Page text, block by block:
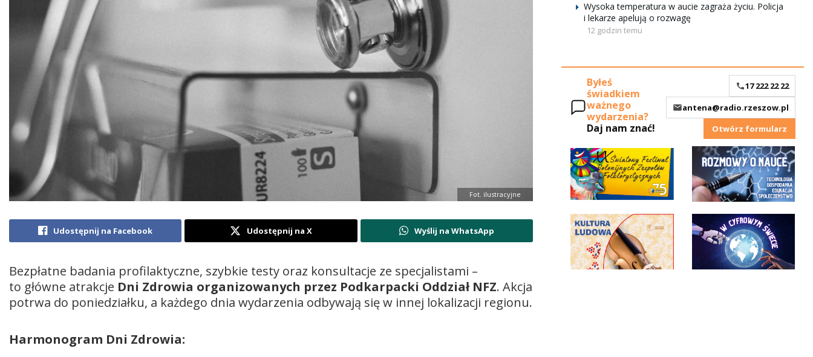
Fot. ilustracyjne
Udostępnij na Facebook Udostępnij na X Wyślij na WhatsApp
Bezpłatne badania profilaktyczne, szybkie testy oraz konsultacje ze specjalistami –
to główne atrakcje Dni Zdrowia organizowanych przez Podkarpacki Oddział NFZ. Akcja
potrwa do poniedziałku, a każdego dnia wydarzenia odbywają się w innej lokalizacji regionu.
Harmonogram Dni Zdrowia:
Wysoka temperatura w aucie zagraża życiu. Policja
i lekarze apelują o rozwagę
12 godzin temu
Byłeś
świadkiem
ważnego
wydarzenia?
Daj nam znać!
17 222 22 22
antena@radio.rzeszow.pl
Otwórz formularz